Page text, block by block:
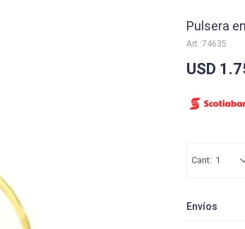
Pulsera
74635
USD
1
Envíos